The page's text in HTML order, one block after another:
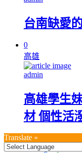
台南缺愛
0
高雄
admin
高雄學生
材 個性活
Translate »